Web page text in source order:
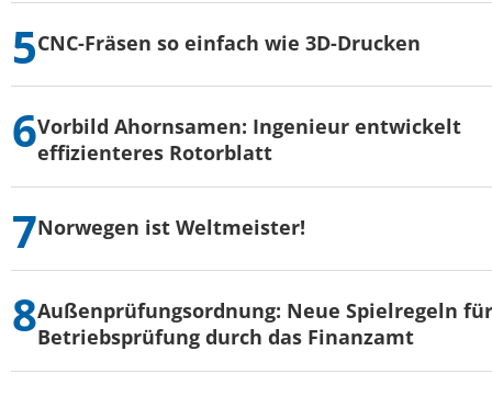
CNC-Fräsen so einfach wie 3D-Drucken
Vorbild Ahornsamen: Ingenieur entwickelt
effizienteres Rotorblatt
Norwegen ist Weltmeister!
Außenprüfungsordnung: Neue Spielregeln
Betriebsprüfung durch das Finanzamt